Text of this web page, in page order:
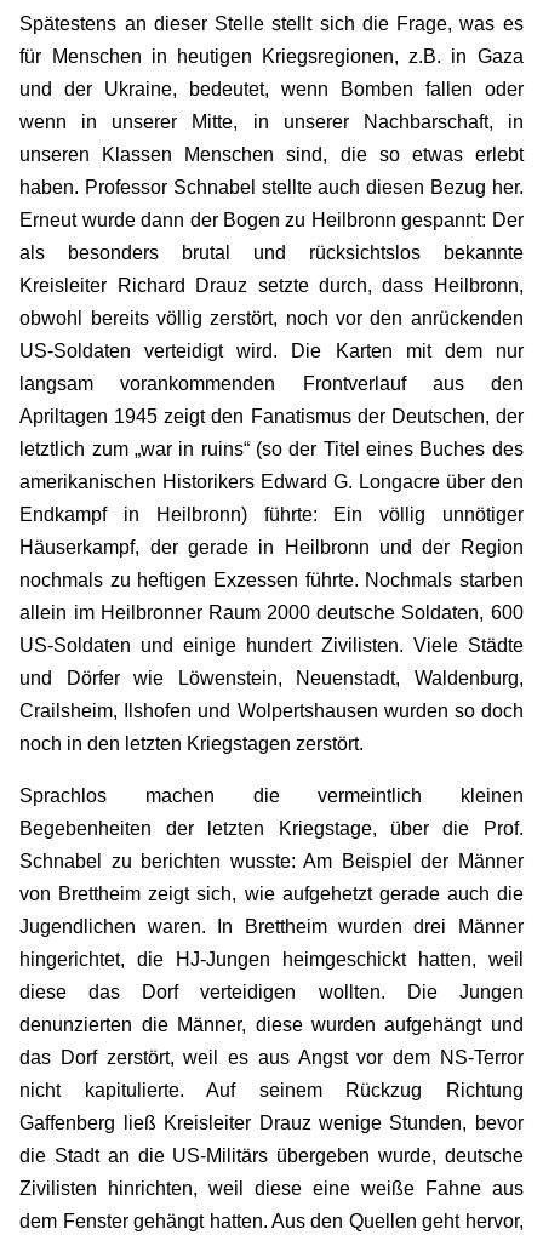
Spätestens an dieser Stelle stellt sich die Frage, was es
für Menschen in heutigen Kriegsregionen, z.B. in Gaza
und der Ukraine, bedeutet, wenn Bomben fallen oder
wenn in unserer Mitte, in unserer Nachbarschaft, in
unseren Klassen Menschen sind, die so etwas erlebt
haben. Professor Schnabel stellte auch diesen Bezug her.
Erneut wurde dann der Bogen zu Heilbronn gespannt: Der
als besonders brutal und rücksichtslos bekannte
Kreisleiter Richard Drauz setzte durch, dass Heilbronn,
obwohl bereits völlig zerstört, noch vor den anrückenden
US-Soldaten verteidigt wird. Die Karten mit dem nur
langsam vorankommenden Frontverlauf aus den
Apriltagen 1945 zeigt den Fanatismus der Deutschen, der
letztlich zum „war in ruins“ (so der Titel eines Buches des
amerikanischen Historikers Edward G. Longacre über den
Endkampf in Heilbronn) führte: Ein völlig unnötiger
Häuserkampf, der gerade in Heilbronn und der Region
nochmals zu heftigen Exzessen führte. Nochmals starben
allein im Heilbronner Raum 2000 deutsche Soldaten, 600
US-Soldaten und einige hundert Zivilisten. Viele Städte
und Dörfer wie Löwenstein, Neuenstadt, Waldenburg,
Crailsheim, Ilshofen und Wolpertshausen wurden so doch
noch in den letzten Kriegstagen zerstört.
Sprachlos machen die vermeintlich kleinen
Begebenheiten der letzten Kriegstage, über die Prof.
Schnabel zu berichten wusste: Am Beispiel der Männer
von Brettheim zeigt sich, wie aufgehetzt gerade auch die
Jugendlichen waren. In Brettheim wurden drei Männer
hingerichtet, die HJ-Jungen heimgeschickt hatten, weil
diese das Dorf verteidigen wollten. Die Jungen
denunzierten die Männer, diese wurden aufgehängt und
das Dorf zerstört, weil es aus Angst vor dem NS-Terror
nicht kapitulierte. Auf seinem Rückzug Richtung
Gaffenberg ließ Kreisleiter Drauz wenige Stunden, bevor
die Stadt an die US-Militärs übergeben wurde, deutsche
Zivilisten hinrichten, weil diese eine weiße Fahne aus
dem Fenster gehängt hatten. Aus den Quellen geht hervor,